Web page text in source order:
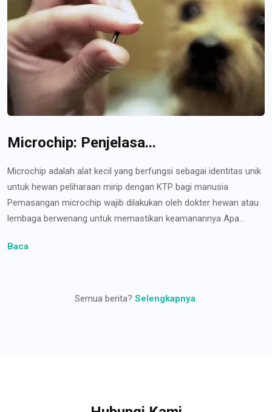
Microchip: Penjelasa...
Microchip adalah alat kecil yang berfungsi sebagai identitas unik
untuk hewan peliharaan mirip dengan KTP bagi manusia
Pemasangan microchip wajib dilakukan oleh dokter hewan atau
lembaga berwenang untuk memastikan keamanannya Apa...
Baca
Semua berita? Selengkapnya.